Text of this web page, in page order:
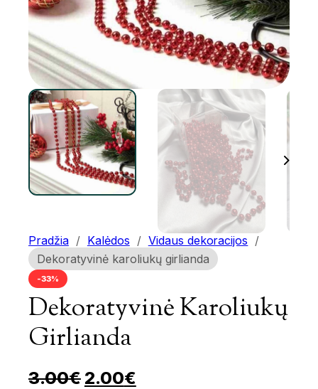
Pradžia / Kalėdos / Vidaus dekoracijos /
Dekoratyvinė karoliukų girlianda
-33%
Dekoratyvinė Karoliukų
Girlianda
3.00€ Pradinė kaina buvo: 3.00€.
2.00€Dabartinė kaina yra: